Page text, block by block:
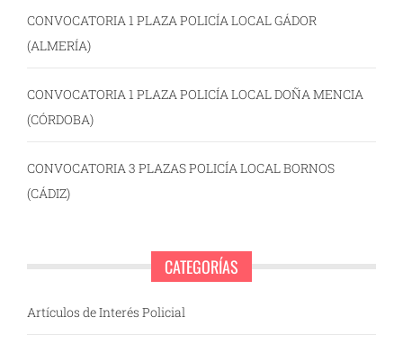
CONVOCATORIA 1 PLAZA POLICÍA LOCAL GÁDOR
(ALMERÍA)
CONVOCATORIA 1 PLAZA POLICÍA LOCAL DOÑA MENCIA
(CÓRDOBA)
CONVOCATORIA 3 PLAZAS POLICÍA LOCAL BORNOS
(CÁDIZ)
CATEGORÍAS
Artículos de Interés Policial